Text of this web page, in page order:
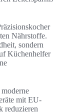
Nährstoffe.
sondern
Küchenhelfer
mit EU-
reduzieren